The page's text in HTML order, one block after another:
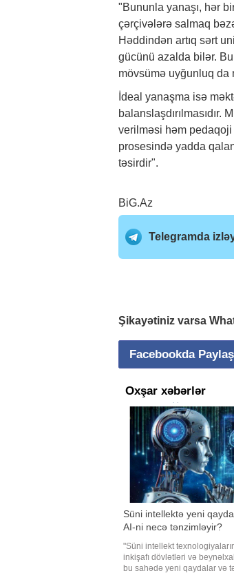
"Bununla yanaşı, hər
çərçivələrə salmaq
Həddindən artıq sərt
gücünü azalda bilər.
mövsümə uyğunluq da
İdeal yanaşma isə
verilməsi həm
prosesində yadda
təsirdir".
BiG.Az
Telegramda
Şikayətiniz varsa
Facebookda Paylaş
Oxşar xəbərlər
Süni intellektə yeni
AI-ni necə tənzimləyir?
"Süni intellekt
inkişafı dövlətləri və
bu sahədə yeni qaydalar və